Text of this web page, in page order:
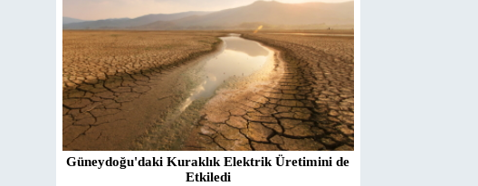
Güneydoğu'daki Kuraklık Elektrik Üretimini de
Etkiledi